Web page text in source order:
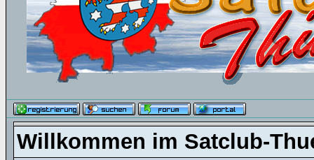
Willkommen im Satclub-